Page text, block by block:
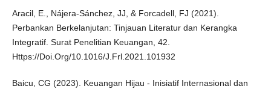
Aracil, E., Nájera-Sánchez, JJ, & Forcadell, FJ (2021).
Perbankan Berkelanjutan: Tinjauan Literatur dan Kerangka
Integratif. Surat Penelitian Keuangan, 42.
Https://Doi.Org/10.1016/J.Frl.2021.101932
Baicu, CG (2023). Keuangan Hijau - Inisiatif Internasional dan